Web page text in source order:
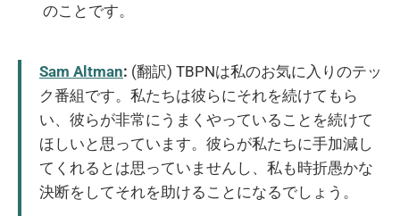
のことです。
Sam Altman: (翻訳) TBPNは私のお気に入りのテッ
ク番組です。私たちは彼らにそれを続けてもら
い、彼らが非常にうまくやっていることを続けて
ほしいと思っています。彼らが私たちに手加減し
てくれるとは思っていませんし、私も時折愚かな
決断をしてそれを助けることになるでしょう。